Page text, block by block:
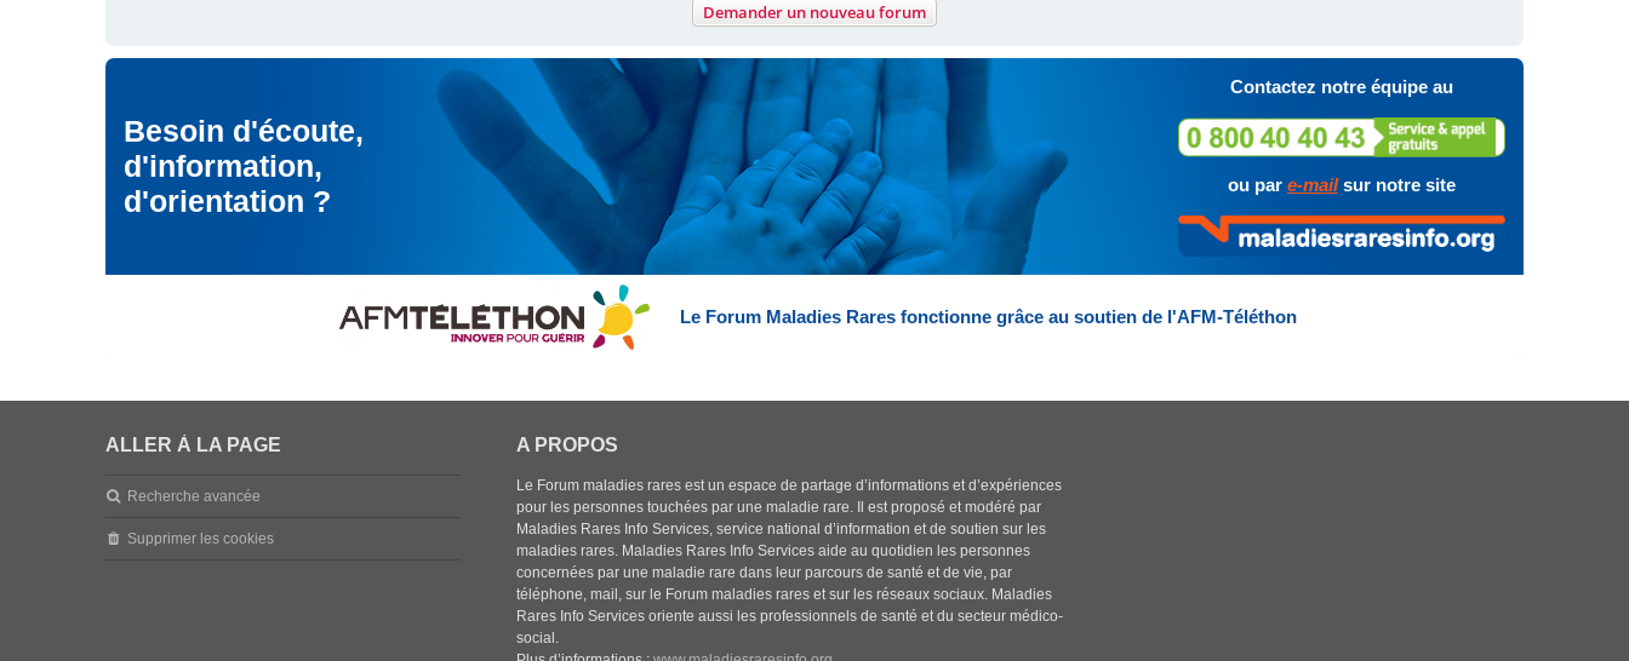
Demander un nouveau forum
Besoin d'écoute,
d'information,
d'orientation ?
Contactez notre équipe au
ou par e-mailsur notre site
Le Forum Maladies Rares fonctionne grâce au soutien de l'AFM-Téléthon
ALLER À LA PAGE
Recherche avancée
Supprimer les cookies
A PROPOS
Le Forum maladies rares est un espace de partage d’informations et d’expériences
pour les personnes touchées par une maladie rare. Il est proposé et modéré par
Maladies Rares Info Services, service national d’information et de soutien sur les
maladies rares. Maladies Rares Info Services aide au quotidien les personnes
concernées par une maladie rare dans leur parcours de santé et de vie, par
téléphone, mail, sur le Forum maladies rares et sur les réseaux sociaux. Maladies
Rares Info Services oriente aussi les professionnels de santé et du secteur médico-
social.